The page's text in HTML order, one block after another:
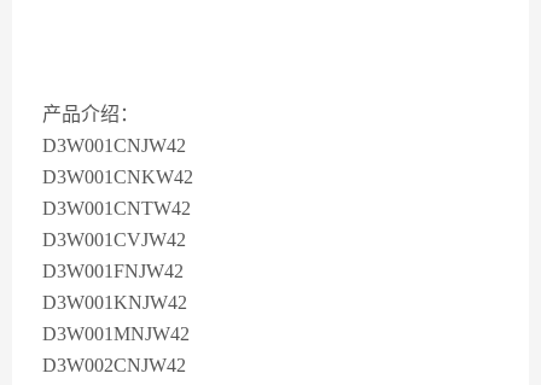
产品介绍：
D3W001CNJW42
D3W001CNKW42
D3W001CNTW42
D3W001CVJW42
D3W001FNJW42
D3W001KNJW42
D3W001MNJW42
D3W002CNJW42